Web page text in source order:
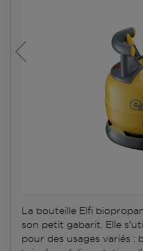
La bouteille Elfi
son petit gabarit. Elle
pour des usages variés :